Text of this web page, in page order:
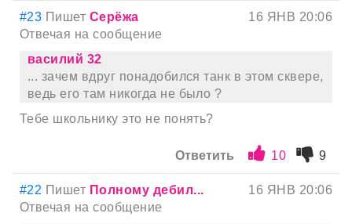
#23 Пишет Серёжа
16 ЯНВ 20:06
Отвечая на сообщение
василий 32
... зачем вдруг понадобился танк в этом сквере,
ведь его там никогда не было ?
Тебе школьнику это не понять?
Ответить 10 9
#22 Пишет Полному дебил...
16 ЯНВ 20:06
Отвечая на сообщение